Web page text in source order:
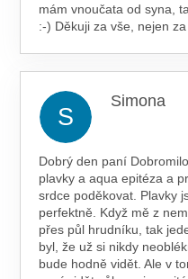
mám vnoučata od syna,
:-) Děkuji za vše, nejen
S
Simona
Dobrý den paní
plavky a aqua epitéza a
srdce poděkovat. Plavky
perfektně. Když mě z
přes půl hrudníku, tak
byl, že už si nikdy
bude hodně vidět. Ale v